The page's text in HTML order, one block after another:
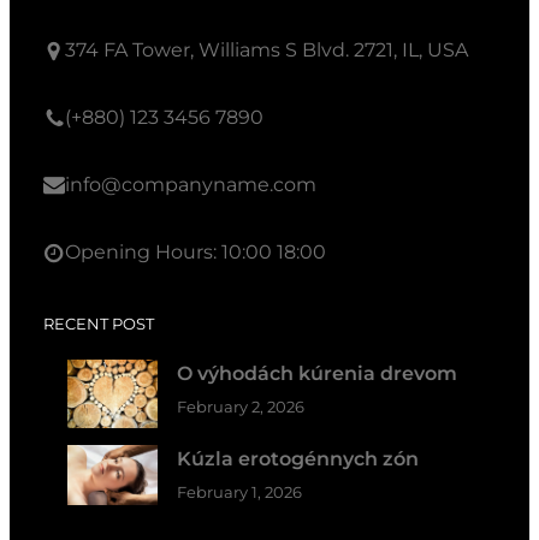
374 FA Tower, Williams S Blvd. 2721, IL, USA
(+880) 123 3456 7890
info@companyname.com
Opening Hours: 10:00 18:00
RECENT POST
O výhodách kúrenia drevom
February 2, 2026
Kúzla erotogénnych zón
February 1, 2026